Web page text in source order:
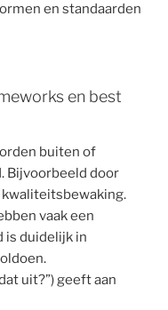
en standaarden
en best
buiten of
Bijvoorbeeld door
vaak een
is duidelijk in
uit?”) geeft aan